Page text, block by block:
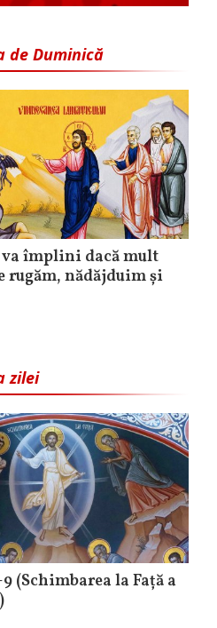
de Duminică
împlini dacă mult
rugăm, nădăjduim și
zilei
9 (Schimbarea la Față a